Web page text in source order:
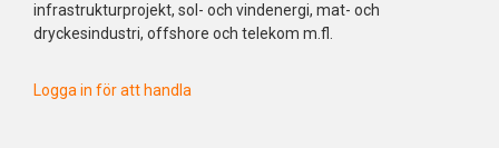
infrastrukturprojekt, sol- och vindenergi, mat- och
dryckesindustri, offshore och telekom m.fl.
Logga in för att handla